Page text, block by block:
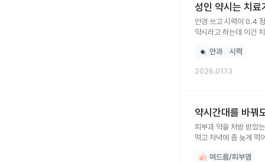
성인 약시는 치
안경 쓰고 시력이 0.4
약시라고 하는데 이건
안과 시력
2026.01.13
약시간대를 바꿔
피부과 약을 처방 받았
먹고 저녁에 좀 늦게 먹
여드름/피부염